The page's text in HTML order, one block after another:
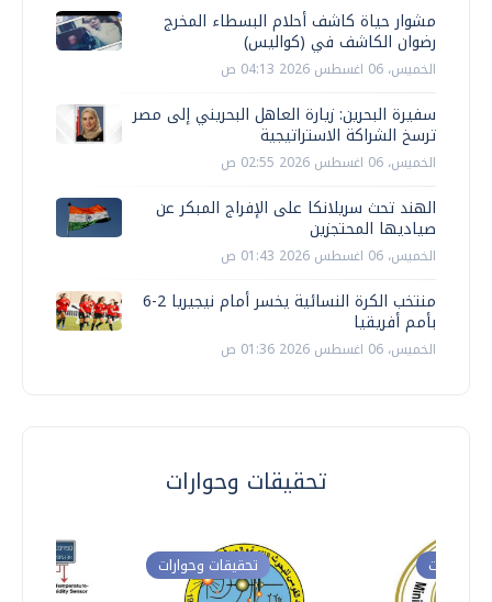
مشوار حياة كاشف أحلام البسطاء المخرج
رضوان الكاشف في (كواليس)
الخميس، 06 اغسطس 2026 04:13 ص
سفيرة البحرين: زيارة العاهل البحريني إلى مصر
ترسخ الشراكة الاستراتيجية
الخميس، 06 اغسطس 2026 02:55 ص
الهند تحث سريلانكا على الإفراج المبكر عن
صياديها المحتجزين
الخميس، 06 اغسطس 2026 01:43 ص
منتخب الكرة النسائية يخسر أمام نيجيريا 2-6
بأمم أفريقيا
الخميس، 06 اغسطس 2026 01:36 ص
تحقيقات وحوارات
تحقيقات وحوارات وحوارات